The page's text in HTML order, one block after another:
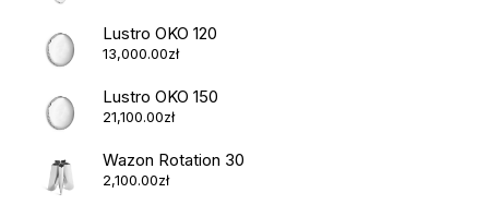
Lustro OKO 120
13,000.00zł
Lustro OKO 150
21,100.00zł
Wazon Rotation 30
2,100.00zł